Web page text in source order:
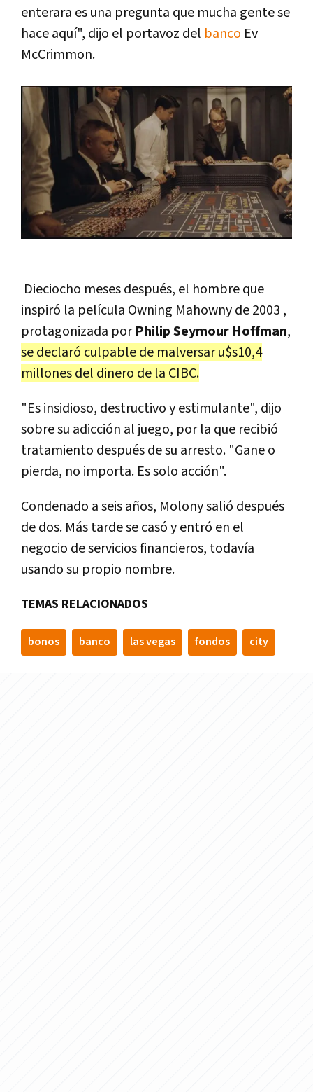
enterara es una pregunta que mucha gente se
hace aquí", dijo el portavoz del banco Ev
McCrimmon.
Dieciocho meses después, el hombre que
inspiró la película Owning Mahowny de 2003 ,
protagonizada porPhilip Seymour Hoffman,
se declaró culpable de malversar u$s10,4
millones del dinero de la CIBC.
"Es insidioso, destructivo y estimulante", dijo
sobre su adicción al juego, por la que recibió
tratamiento después de su arresto. "Gane o
pierda, no importa. Es solo acción".
Condenado a seis años, Molony salió después
de dos. Más tarde se casó y entró en el
negocio de servicios financieros, todavía
usando su propio nombre.
TEMAS RELACIONADOS
bonos banco las vegas fondos city